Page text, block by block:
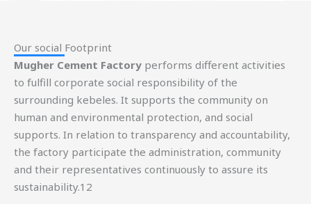
Our social Footprint​
Mugher Cement Factory performs different activities
to fulfill corporate social responsibility of the
surrounding kebeles. It supports the community on
human and environmental protection, and social
supports. In relation to transparency and accountability,
the factory participate the administration, community
and their representatives continuously to assure its
sustainability.12